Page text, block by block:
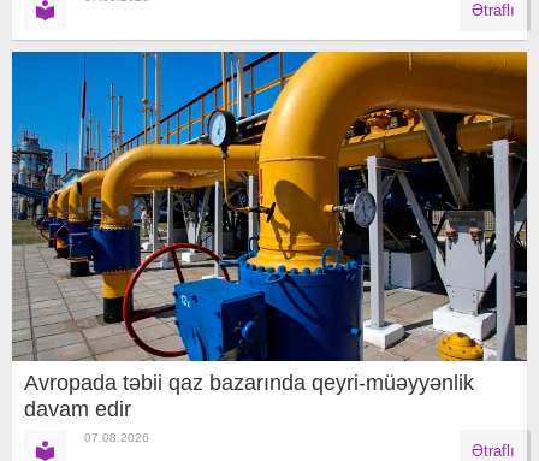
Ətraflı
Avropada təbii qaz bazarında qeyri-müəyyənlik
davam edir
07.08.2026
Ətraflı